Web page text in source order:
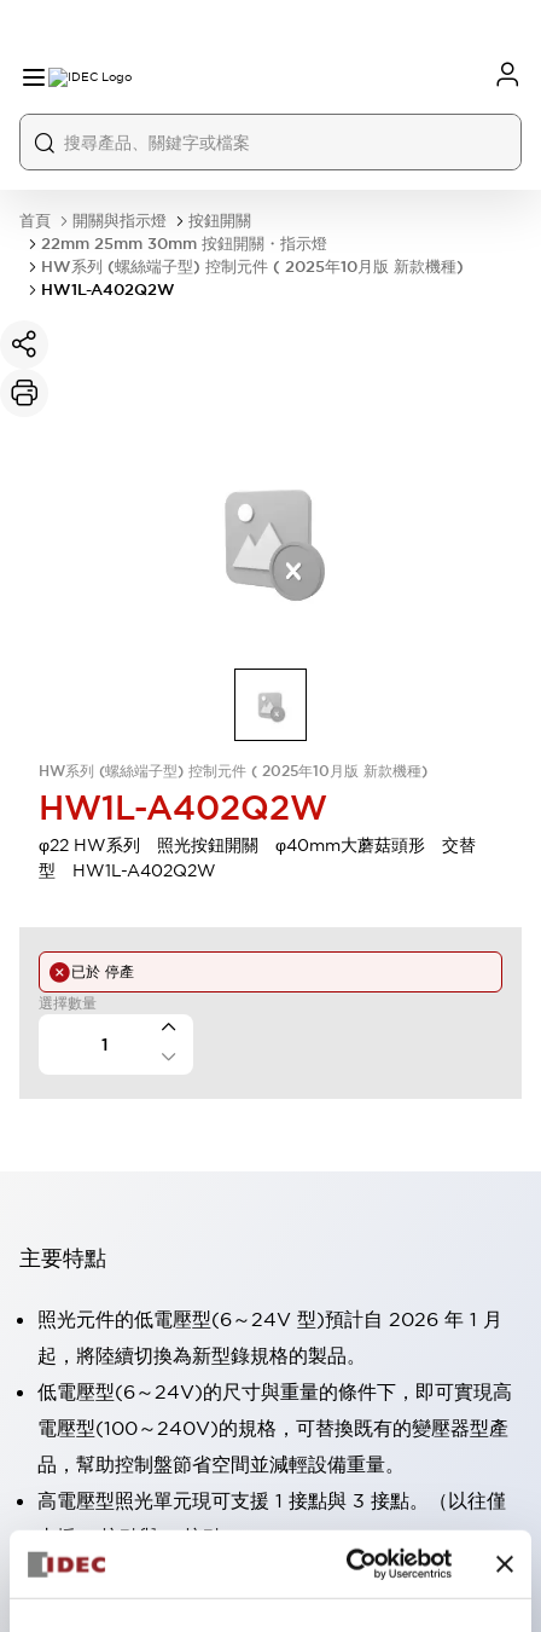
首頁 開關與指示燈
按鈕開關
22mm 25mm 30mm 按鈕開關・指示燈
HW系列 (螺絲端子型) 控制元件 ( 2025年10月版 新款機種)
HW1L-A402Q2W
HW系列 (螺絲端子型) 控制元件 ( 2025年10月版 新款機種)
HW1L-A402Q2W
φ22 HW系列 照光按鈕開關 φ40mm大蘑菇頭形 交替
型 HW1L-A402Q2W
已於 停產
選擇數量
主要特點
照光元件的低電壓型(6～24V 型)預計自 2026 年 1 月
起，將陸續切換為新型錄規格的製品。
低電壓型(6～24V)的尺寸與重量的條件下，即可實現高
電壓型(100～240V)的規格，可替換既有的變壓器型產
品，幫助控制盤節省空間並減輕設備重量。
高電壓型照光單元現可支援 1 接點與 3 接點。（以往僅
支援 2 接點與 4 接點）。
採用一體成型端子蓋，具備極高安全性的手指保護結構。